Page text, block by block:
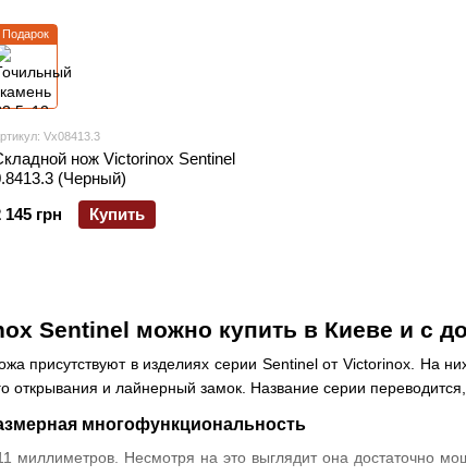
Sentinel можно купить в Киеве и с
присутствуют в изделиях серии Sentinel от Victorinox. На
открывания и лайнерный замок. Название серии
многофункциональность
миллиметров. Несмотря на это выглядит она достаточно
Подарок
Vx08413.3
нож Victorinox Sentinel
(Черный)
145 грн
Купить